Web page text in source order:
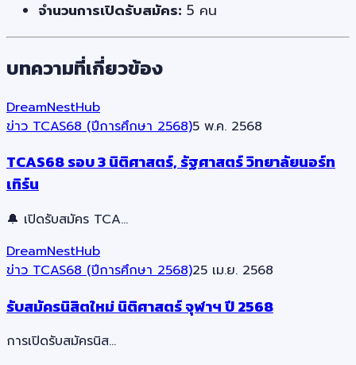
จำนวนการเปิดรับสมัคร: 5 คน
บทความที่เกี่ยวข้อง
DreamNestHub
ข่าว TCAS68 (ปีการศึกษา 2568)5 พ.ค. 2568
TCAS68 รอบ 3 นิติศาสตร์, รัฐศาสตร์ วิทยาลัยนอร์ท
เทิร์น
🔔 เปิดรับสมัคร TCA…
DreamNestHub
ข่าว TCAS68 (ปีการศึกษา 2568)25 เม.ย. 2568
รับสมัครนิสิตใหม่ นิติศาสตร์ จุฬาฯ ปี 2568
การเปิดรับสมัครนิส…